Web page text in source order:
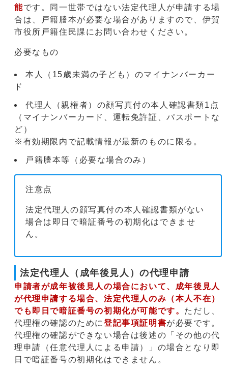
能です。同一世帯ではない法定代理人が申請する場
合は、戸籍謄本が必要な場合がありますので、伊賀
市役所戸籍住民課にお問い合わせください。
必要なもの
本人（15歳未満の子ども）のマイナンバーカー
ド
代理人（親権者）の顔写真付の本人確認書類1点
（マイナンバーカード、運転免許証、パスポートな
ど）
※有効期限内で記載情報が最新のものに限る。
戸籍謄本等（必要な場合のみ）
注意点
法定代理人の顔写真付の本人確認書類がない
場合は即日で暗証番号の初期化はできませ
ん。
法定代理人（成年後見人）の代理申請
申請者が成年被後見人の場合において、成年後見人
が代理申請する場合、法定代理人のみ（本人不在）
でも即日で暗証番号の初期化が可能です。 ただし、
代理権の確認のために 登記事項証明書が必要です。
代理権の確認ができない場合は後述の「その他の代
理申請（任意代理人による申請）」の場合となり即
日で暗証番号の初期化はできません。